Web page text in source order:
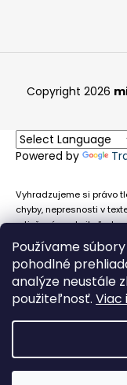
Používame
pohodlné
analýze neustále
použiteľnosť. Viac
Copyright 2026
Powered by
Vyhradzujeme si právo
chyby, nepresnosti v
a tiež právo akejkoľvek
chybne uvedený text.
nepresnosti a
informáciami
povinnosť ani
informácie poskytované